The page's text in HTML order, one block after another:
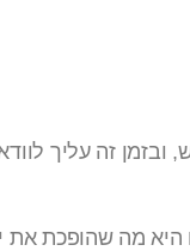
זה עליך
מה שהופכת את